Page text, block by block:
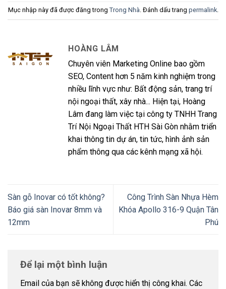
Mục nhập này đã được đăng trong Trong Nhà . Đánh dấu trang permalink.
HOÀNG LÂM
Chuyên viên Marketing Online bao gồm
SEO, Content hơn 5 năm kinh nghiệm trong
nhiều lĩnh vực như: Bất động sản, trang trí
nội ngoại thất, xây nhà... Hiện tại, Hoàng
Lâm đang làm việc tại công ty TNHH Trang
Trí Nội Ngoại Thất HTH Sài Gòn nhằm triển
khai thông tin dự án, tin tức, hình ảnh sản
phẩm thông qua các kênh mạng xã hội.
Sàn gỗ Inovar có tốt không?
Báo giá sàn Inovar 8mm và
12mm
Công Trình Sàn Nhựa Hèm
Khóa Apollo 316-9 Quận Tân
Phú
Để lại một bình luận
Email của bạn sẽ không được hiển thị công khai. Các